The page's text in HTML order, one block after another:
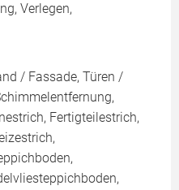
Verlegen,
/ Fassade, Türen /
Fertigteilestrich,